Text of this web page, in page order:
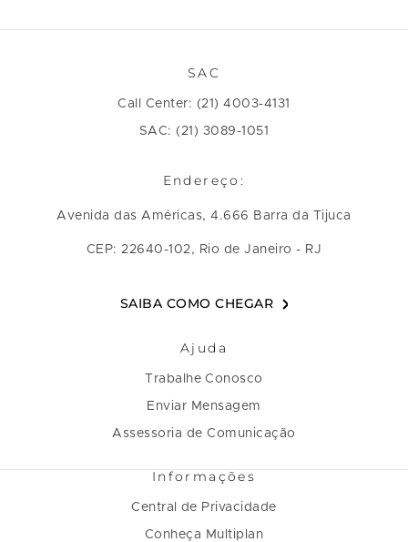
SAC
Call Center: (21) 4003-4131
SAC: (21) 3089-1051
Endereço:
Avenida das Américas, 4.666 Barra da Tijuca
CEP: 22640-102, Rio de Janeiro - RJ
SAIBA COMO CHEGAR
Ajuda
Trabalhe Conosco
Enviar Mensagem
Assessoria de Comunicação
Informações
Central de Privacidade
Conheça Multiplan